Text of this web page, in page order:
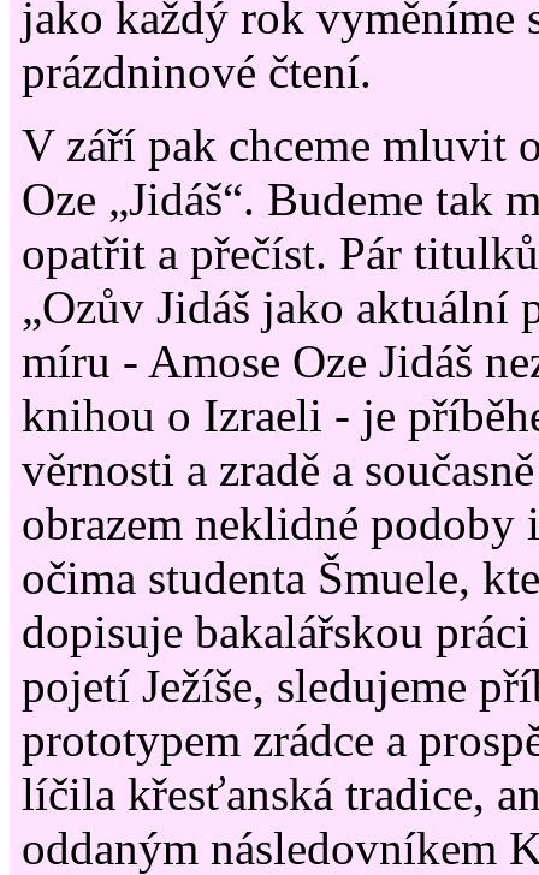
jako každý rok vyměníme
prázdninové čtení.
V září pak chceme mluvit
Oze „Jidáš“. Budeme tak
opatřit a přečíst. Pár
„Ozův Jidáš jako aktuální
míru - Amose Oze Jidáš
knihou o Izraeli - je
věrnosti a zradě a
obrazem neklidné podoby
očima studenta Šmuele,
dopisuje bakalářskou
pojetí Ježíše, sledujeme
prototypem zrádce a
líčila křesťanská tradice,
oddaným následovníkem